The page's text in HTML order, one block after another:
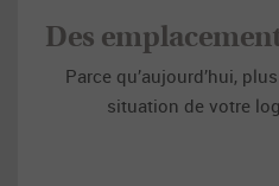
Des
Parce qu’aujourd’hui,
situation de votre